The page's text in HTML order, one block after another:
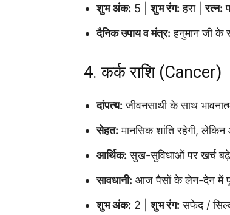
शुभ अंक: 5 |शुभ रंग: हरा |रत्न:
दैनिक उपाय व मंत्र: हनुमान जी के
4. कर्क राशि (Cancer)
दांपत्य: जीवनसाथी के साथ
सेहत: मानसिक शांति रहेगी,
आर्थिक: सुख-सुविधाओं पर खर्च
सावधानी: आज पैसों के लेन-देन में
शुभ अंक: 2 |शुभ रंग: सफेद /